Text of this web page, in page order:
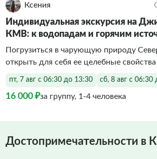
Ксения
Индивидуальная экскурсия на
КМВ: к водопадам и горячим
Погрузиться в чарующую природу
открыть для себя ее целебные свойства
пт, 7 авг с 06:30 до 13:30 сб, 8 авг с 06:30
16 000 ₽за группу, 1-4 человека
Достопримечательности в